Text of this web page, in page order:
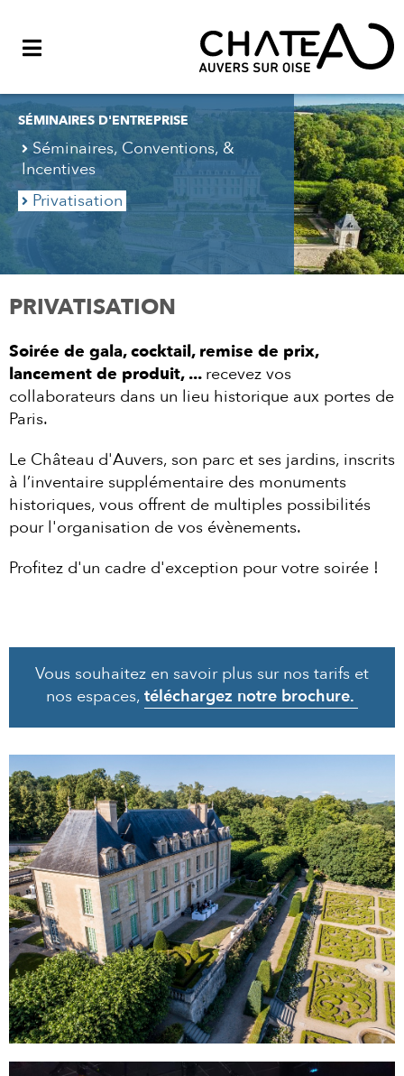
SÉMINAIRES D'ENTREPRISE
Séminaires, Conventions, &
Incentives
Privatisation
PRIVATISATION
Soirée de gala, cocktail, remise de prix,
lancement de produit, ... recevez vos
collaborateurs dans un lieu historique aux portes de
Paris.
Le Château d'Auvers, son parc et ses jardins, inscrits
à l’inventaire supplémentaire des monuments
historiques, vous offrent de multiples possibilités
pour l'organisation de vos évènements.
Profitez d'un cadre d'exception pour votre soirée !
Vous souhaitez en savoir plus sur nos tarifs et
nos espaces, téléchargez notre brochure.